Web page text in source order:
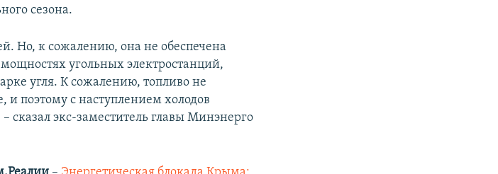
сезона.
Но, к сожалению, она не обеспечена
угольных электростанций,
угля. К сожалению, топливо не
и поэтому с наступлением холодов
сказал экс-заместитель главы Минэнерго